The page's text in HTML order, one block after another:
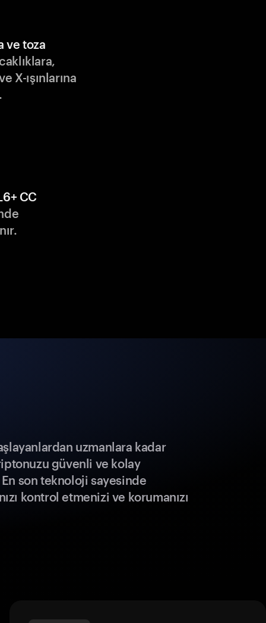
ve toza
X-ışınlarına
CC
uzmanlara kadar
güvenli ve kolay
son teknoloji sayesinde
kontrol etmenizi ve korumanızı